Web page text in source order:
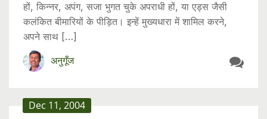
हों, किन्नर, अपंग, सजा भुगत चुके अपराधी हों, या एड्स जैसी
कलंकित बीमारियों के पीड़ित। इन्हें मुख्यधारा में शामिल करने,
अपने साथ […]
अनुगूँज
Dec 11, 2004